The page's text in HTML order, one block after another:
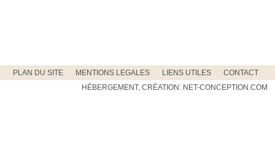
PLAN DU SITE MENTIONS LEGALES LIENS UTILES
CONTACT
HÉBERGEMENT, CRÉATION: NET-CONCEPTION.COM